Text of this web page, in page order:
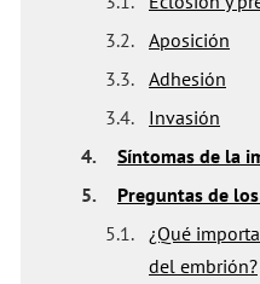
3.2. Aposición
3.3. Adhesión
3.4.
Invasión
4.
Síntomas de la
5.
Preguntas de
5.1. ¿Qué
del embrión?